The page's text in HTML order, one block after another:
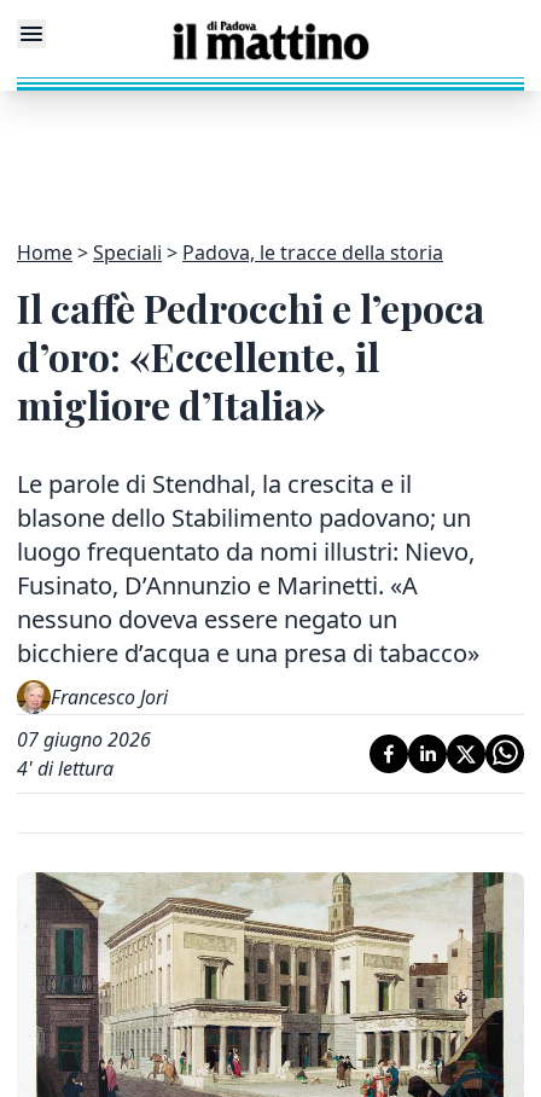
Home Speciali Padova, le tracce della storia
Il caffè Pedrocchi e l’epoca
d’oro: «Eccellente, il
migliore d’Italia»
Le parole di Stendhal, la crescita e il
blasone dello Stabilimento padovano; un
luogo frequentato da nomi illustri: Nievo,
Fusinato, D’Annunzio e Marinetti. «A
nessuno doveva essere negato un
bicchiere d’acqua e una presa di tabacco»
Francesco Jori
07 giugno 2026
4' di lettura